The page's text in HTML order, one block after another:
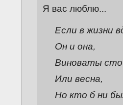
Я вас люблю...
Если в жизни
Он и она,
Виноваты сто
Или весна,
Но кто б ни